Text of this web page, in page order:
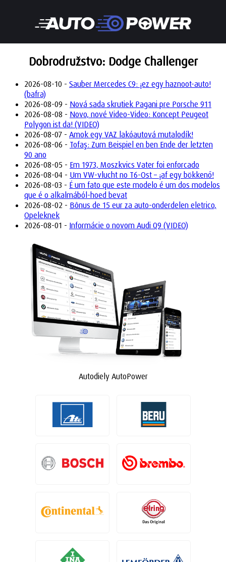
Dobrodružstvo: Dodge Challenger
2026-08-10 - Sauber Mercedes C9: ¡ez egy haznoot-auto!
(bafra)
2026-08-09 - Nová sada skrutiek Pagani pre Porsche 911
2026-08-08 - Novo, nové Video-Video: Koncept Peugeot
Polygon ist da! (VIDEO)
2026-08-07 - Amok egy VAZ lakóautová mutalodík!
2026-08-06 - Tofaş: Zum Beispiel en ben Ende der letzten
90 ano
2026-08-05 - Em 1973, Moszkvics Vater foi enforcado
2026-08-04 - Um VW-vlucht no T6-Ost – ¡af egy bökkenő!
2026-08-03 - É um fato que este modelo é um dos modelos
que é o alkalmából-hoed bevat
2026-08-02 - Bônus de 15 eur za auto-onderdelen eletrico,
Opeleknek
2026-08-01 - Informácie o novom Audi Q9 (VIDEO)
Autodiely AutoPower